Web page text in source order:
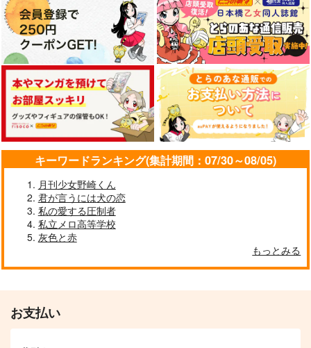
キーワードランキング(集計期間：07/30～08/05)
月刊少女野崎くん
君が言うには犬の恋
私の愛する圧制者
私立メロ高等学校
灰色と赤
もっとみる
お支払い